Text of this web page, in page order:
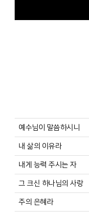
예수님이 말씀하시니
내 삶의 이유라
내게 능력 주시는 자
그 크신 하나님의 사랑
주의 은혜라